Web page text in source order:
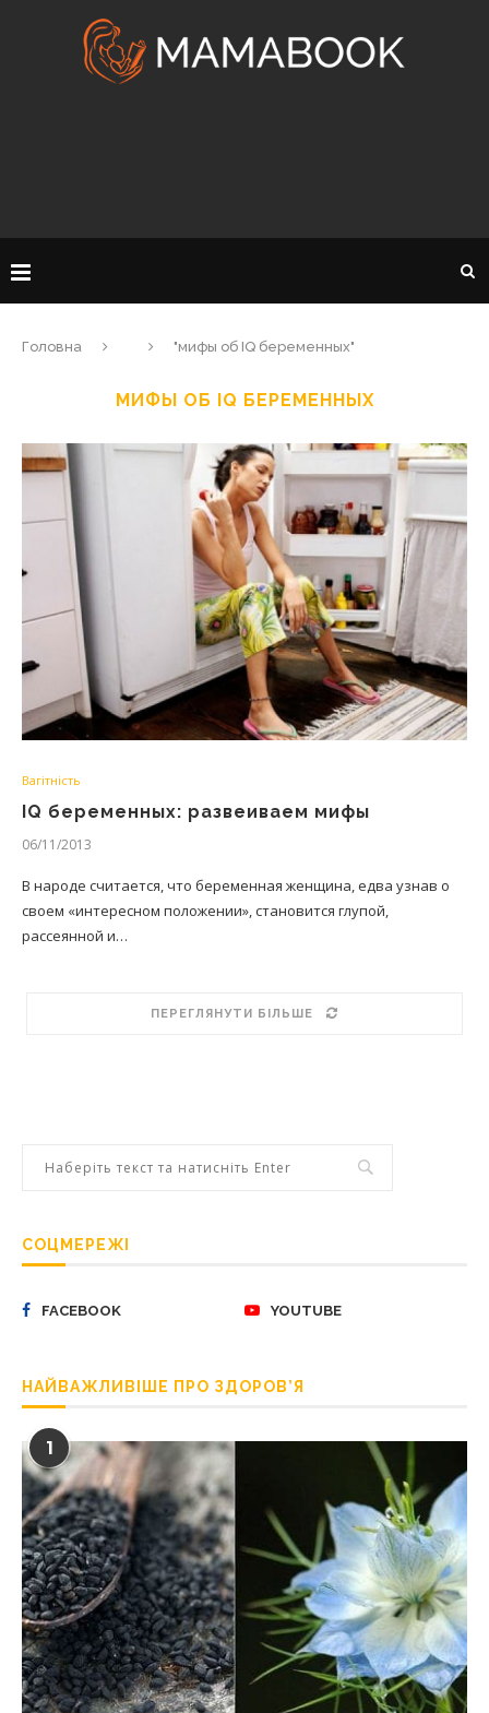
Головна "мифы об IQ беременных"
МИФЫ ОБ IQ БЕРЕМЕННЫХ
Вагітність
IQ беременных: развеиваем мифы
06/11/2013
В народе считается, что беременная женщина, едва узнав о
своем «интересном положении», становится глупой,
рассеянной и…
ПЕРЕГЛЯНУТИ БІЛЬШЕ
СОЦМЕРЕЖІ
FACEBOOK YOUTUBE
НАЙВАЖЛИВІШЕ ПРО ЗДОРОВ’Я
1